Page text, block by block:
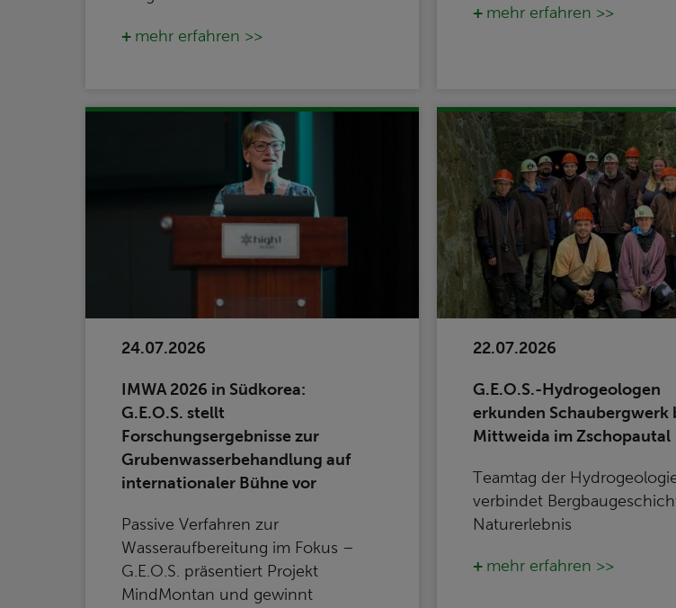
mehr erfahren >>
mehr erfahren >>
24.07.2026
IMWA 2026 in Südkorea:
G.E.O.S. stellt
Forschungsergebnisse zur
Grubenwasserbehandlung auf
internationaler Bühne vor
Passive Verfahren zur
Wasseraufbereitung im Fokus –
G.E.O.S. präsentiert Projekt
MindMontan und gewinnt
22.07.2026
G.E.O.S.-Hydrogeologen
erkunden Schaubergwerk
Mittweida im Zschopautal
Teamtag der
verbindet
Naturerlebnis
mehr erfahren >>